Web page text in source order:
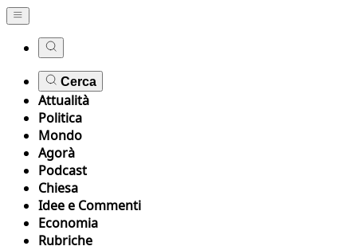
Cerca
Attualità
Politica
Mondo
Agorà
Podcast
Chiesa
Idee e Commenti
Economia
Rubriche